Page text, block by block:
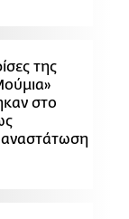
της
στο
αναστάτωση